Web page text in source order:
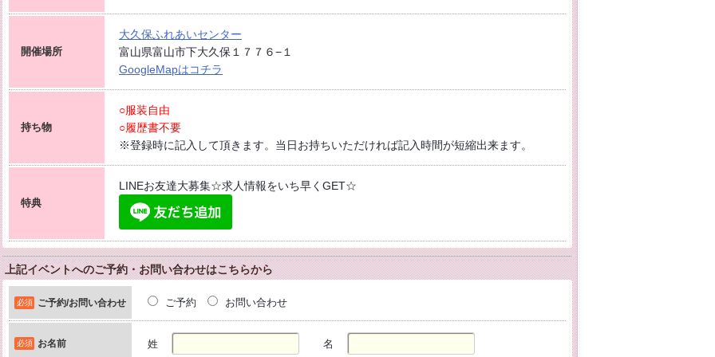
開催場所
大久保ふれあいセンター
富山県富山市下大久保１７７６−１
GoogleMapはコチラ
持ち物
○服装自由
○履歴書不要
※登録時に記入して頂きます。当日お持ちいただければ記入時間が短縮出来ます。
特典
LINEお友達大募集☆求人情報をいち早くGET☆
上記イベントへのご予約・お問い合わせはこちらから
必須 ご予約/お問い合わせ ご予約 お問い合わせ
必須 お名前 姓 名